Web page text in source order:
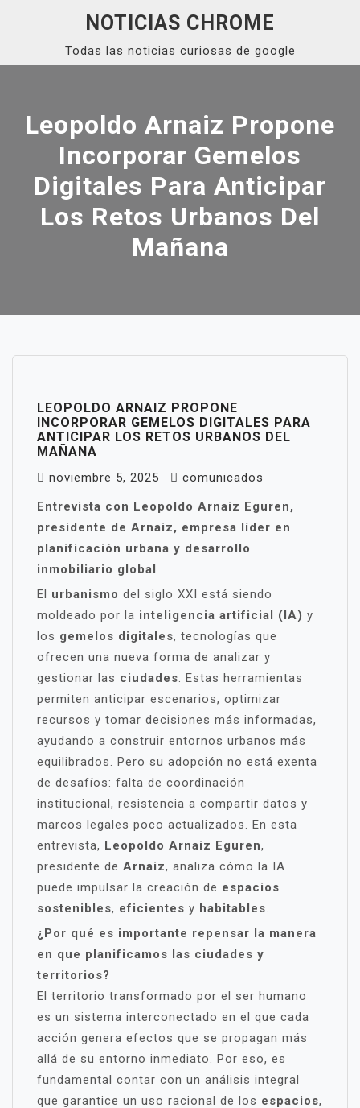
NOTICIAS CHROME
Todas las noticias curiosas de google
Leopoldo Arnaiz Propone
Incorporar Gemelos
Digitales Para Anticipar
Los Retos Urbanos Del
Mañana
LEOPOLDO ARNAIZ PROPONE
INCORPORAR GEMELOS DIGITALES PARA
ANTICIPAR LOS RETOS URBANOS DEL
MAÑANA
noviembre 5, 2025
comunicados
Entrevista con Leopoldo Arnaiz Eguren,
presidente de Arnaiz, empresa líder en
planificación urbana y desarrollo
inmobiliario global
El urbanismo del siglo XXI está siendo
moldeado por la inteligencia artificial (IA) y
los gemelos digitales, tecnologías que
ofrecen una nueva forma de analizar y
gestionar las ciudades. Estas herramientas
permiten anticipar escenarios, optimizar
recursos y tomar decisiones más informadas,
ayudando a construir entornos urbanos más
equilibrados. Pero su adopción no está exenta
de desafíos: falta de coordinación
institucional, resistencia a compartir datos y
marcos legales poco actualizados. En esta
entrevista, Leopoldo Arnaiz Eguren,
presidente de Arnaiz, analiza cómo la IA
puede impulsar la creación de espacios
sostenibles, eficientes y habitables.
¿Por qué es importante repensar la manera
en que planificamos las ciudades y
territorios?
El territorio transformado por el ser humano
es un sistema interconectado en el que cada
acción genera efectos que se propagan más
allá de su entorno inmediato. Por eso, es
fundamental contar con un análisis integral
que garantice un uso racional de los espacios,